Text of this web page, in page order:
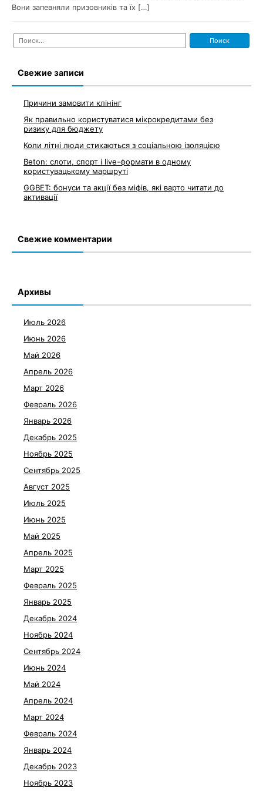
Вони запевняли призовників та їх […]
Найти:
Свежие записи
Причини замовити клінінг
Як правильно користуватися мікрокредитами без
ризику для бюджету
Коли літні люди стикаються з соціальною ізоляцією
Beton: слоти, спорт і live-формати в одному
користувацькому маршруті
GGBET: бонуси та акції без міфів, які варто читати до
активації
Свежие комментарии
Архивы
Июль 2026
Июнь 2026
Май 2026
Апрель 2026
Март 2026
Февраль 2026
Январь 2026
Декабрь 2025
Ноябрь 2025
Сентябрь 2025
Август 2025
Июль 2025
Июнь 2025
Май 2025
Апрель 2025
Март 2025
Февраль 2025
Январь 2025
Декабрь 2024
Ноябрь 2024
Сентябрь 2024
Июнь 2024
Май 2024
Апрель 2024
Март 2024
Февраль 2024
Январь 2024
Декабрь 2023
Ноябрь 2023